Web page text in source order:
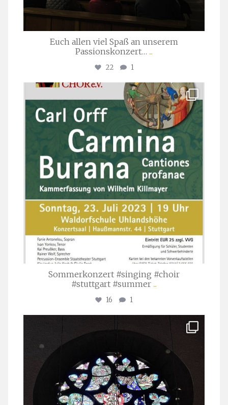
Euch allen viel Spaß an unserem
Passionskonzert… ...
22 1
stuttgarter_oratorienchor
Juli 22
Sommerkonzert #singing #choir
#stuttgart #summer ...
16 1
Apr. 1